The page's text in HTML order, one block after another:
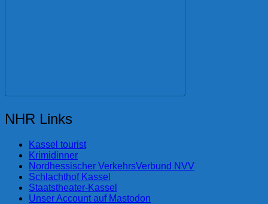
NHR Links
Kassel tourist
Krimidinner
Nordhessischer VerkehrsVerbund NVV
Schlachthof Kassel
Staatstheater-Kassel
Unser Account auf Mastodon